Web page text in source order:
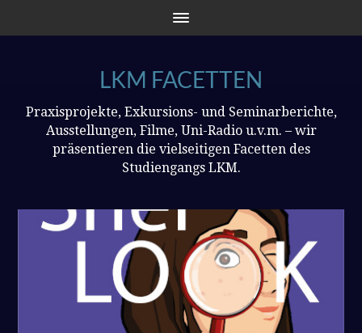
LKM FACETTEN
Praxisprojekte, Exkursions- und Seminarberichte,
Ausstellungen, Filme, Uni-Radio u.v.m. – wir
präsentieren die vielseitigen Facetten des
Studiengangs LKM.